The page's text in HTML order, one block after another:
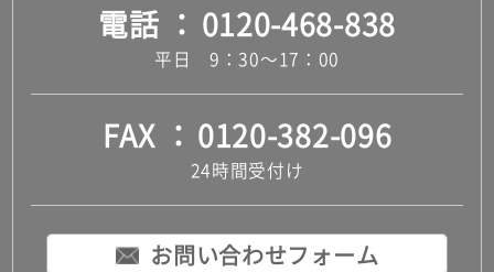
電話 0120-468-838
平日 9：30～17：00
FAX 0120-382-096
24時間受付け
お問い合わせフォーム